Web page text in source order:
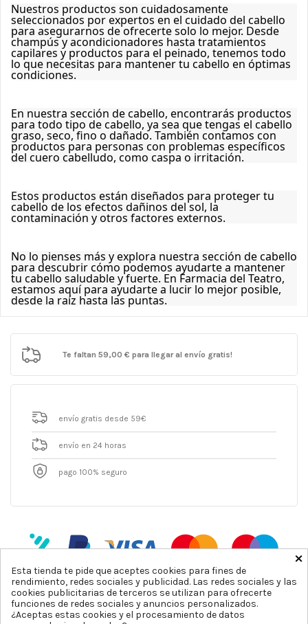
Nuestros productos son cuidadosamente
seleccionados por expertos en el cuidado del cabello
para asegurarnos de ofrecerte solo lo mejor. Desde
champús y acondicionadores hasta tratamientos
capilares y productos para el peinado, tenemos todo
lo que necesitas para mantener tu cabello en óptimas
condiciones.
En nuestra sección de cabello, encontrarás productos
para todo tipo de cabello, ya sea que tengas el cabello
graso, seco, fino o dañado. También contamos con
productos para personas con problemas específicos
del cuero cabelludo, como caspa o irritación.
Estos productos están diseñados para proteger tu
cabello de los efectos dañinos del sol, la
contaminación y otros factores externos.
No lo pienses más y explora nuestra sección de cabello
para descubrir cómo podemos ayudarte a mantener
tu cabello saludable y fuerte. En Farmacia del Teatro,
estamos aquí para ayudarte a lucir lo mejor posible,
desde la raíz hasta las puntas.
Te faltan 59,00 € para llegar al envío gratis!
envío gratis desde 59€
envío en 24 horas
pago 100% seguro
×
Esta tienda te pide que aceptes cookies para fines de
rendimiento, redes sociales y publicidad. Las redes sociales y las
cookies publicitarias de terceros se utilizan para ofrecerte
funciones de redes sociales y anuncios personalizados.
¿Aceptas estas cookies y el procesamiento de datos